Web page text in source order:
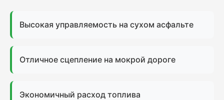
Высокая управляемость на сухом асфальте
Отличное сцепление на мокрой дороге
Экономичный расход топлива